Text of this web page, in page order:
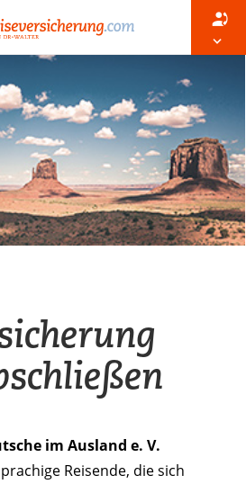
im Ausland e. V.
Reisende, die sich